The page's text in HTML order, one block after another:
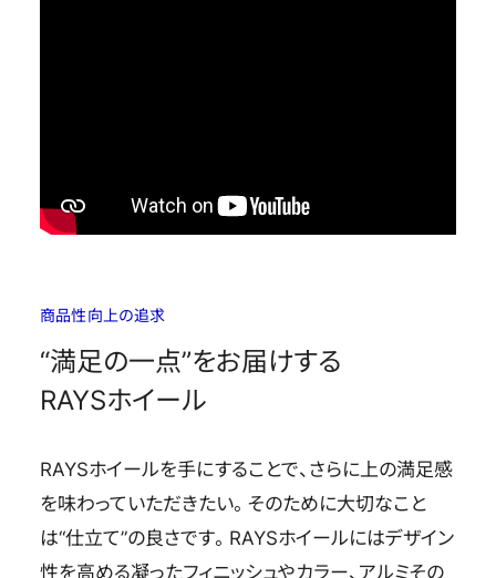
商品性向上の追求
“満足の一点”をお届けする
RAYSホイール
RAYSホイールを手にすることで、さらに上の満足感
を味わっていただきたい。そのために大切なこと
は“仕立て”の良さです。RAYSホイールにはデザイン
性を高める凝ったフィニッシュやカラー、アルミその